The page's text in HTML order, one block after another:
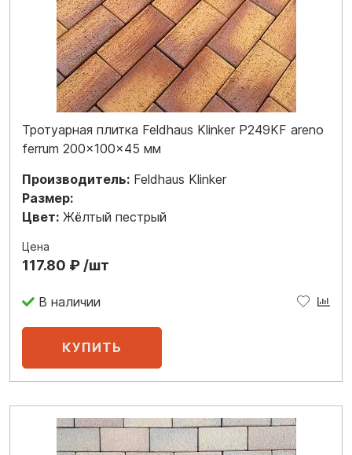
Тротуарная плитка Feldhaus Klinker P249KF areno
ferrum 200x100x45 мм
Производитель: Feldhaus Klinker
Размер:
Цвет: Жёлтый пестрый
Цена
117.80 ₽ /шт
В наличии